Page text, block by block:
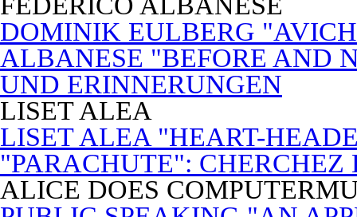
DOMINIK EULBERG
ALBANESE "BEFORE AND
UND ERINNERUNGEN
LISET ALEA
LISET ALEA "HEART-
"PARACHUTE": CHERCHEZ
ALICE DOES